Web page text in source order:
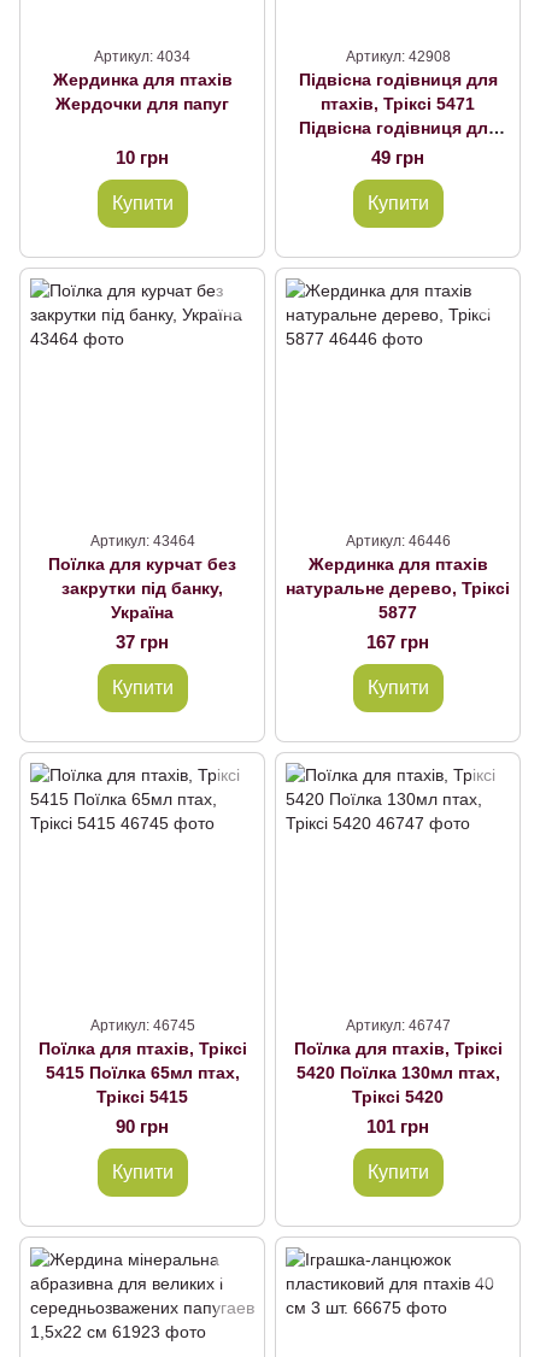
Артикул: 4034
Жердинка для птахів
Жердочки для папуг
10 грн
Купити
Артикул: 42908
Підвісна годівниця для
птахів, Тріксі 5471
Підвісна годівниця для
папуг пластик мала, Тріксі
5471
49 грн
Купити
Артикул: 43464
Поїлка для курчат без
закрутки під банку,
Україна
37 грн
Купити
Артикул: 46446
Жердинка для птахів
натуральне дерево, Тріксі
5877
167 грн
Купити
Артикул: 46745
Поїлка для птахів, Тріксі
5415 Поїлка 65мл птах,
Тріксі 5415
90 грн
Купити
Артикул: 46747
Поїлка для птахів, Тріксі
5420 Поїлка 130мл птах,
Тріксі 5420
101 грн
Купити